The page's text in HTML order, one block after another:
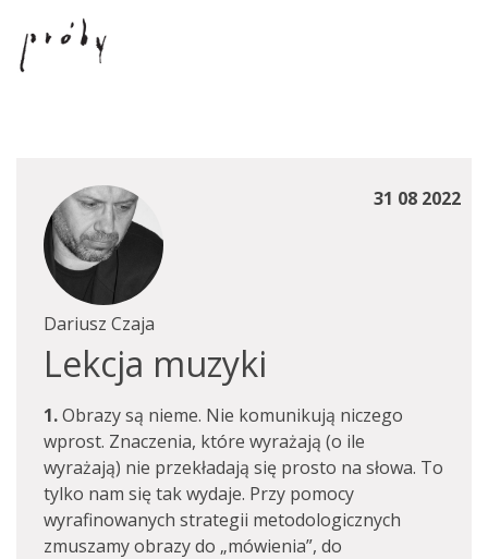
31 08 2022
Dariusz Czaja
Lekcja muzyki
1.Obrazy są nieme. Nie komunikują niczego
wprost. Znaczenia, które wyrażają (o ile
wyrażają) nie przekładają się prosto na słowa. To
tylko nam się tak wydaje. Przy pomocy
wyrafinowanych strategii metodologicznych
zmuszamy obrazy do „mówienia”, do